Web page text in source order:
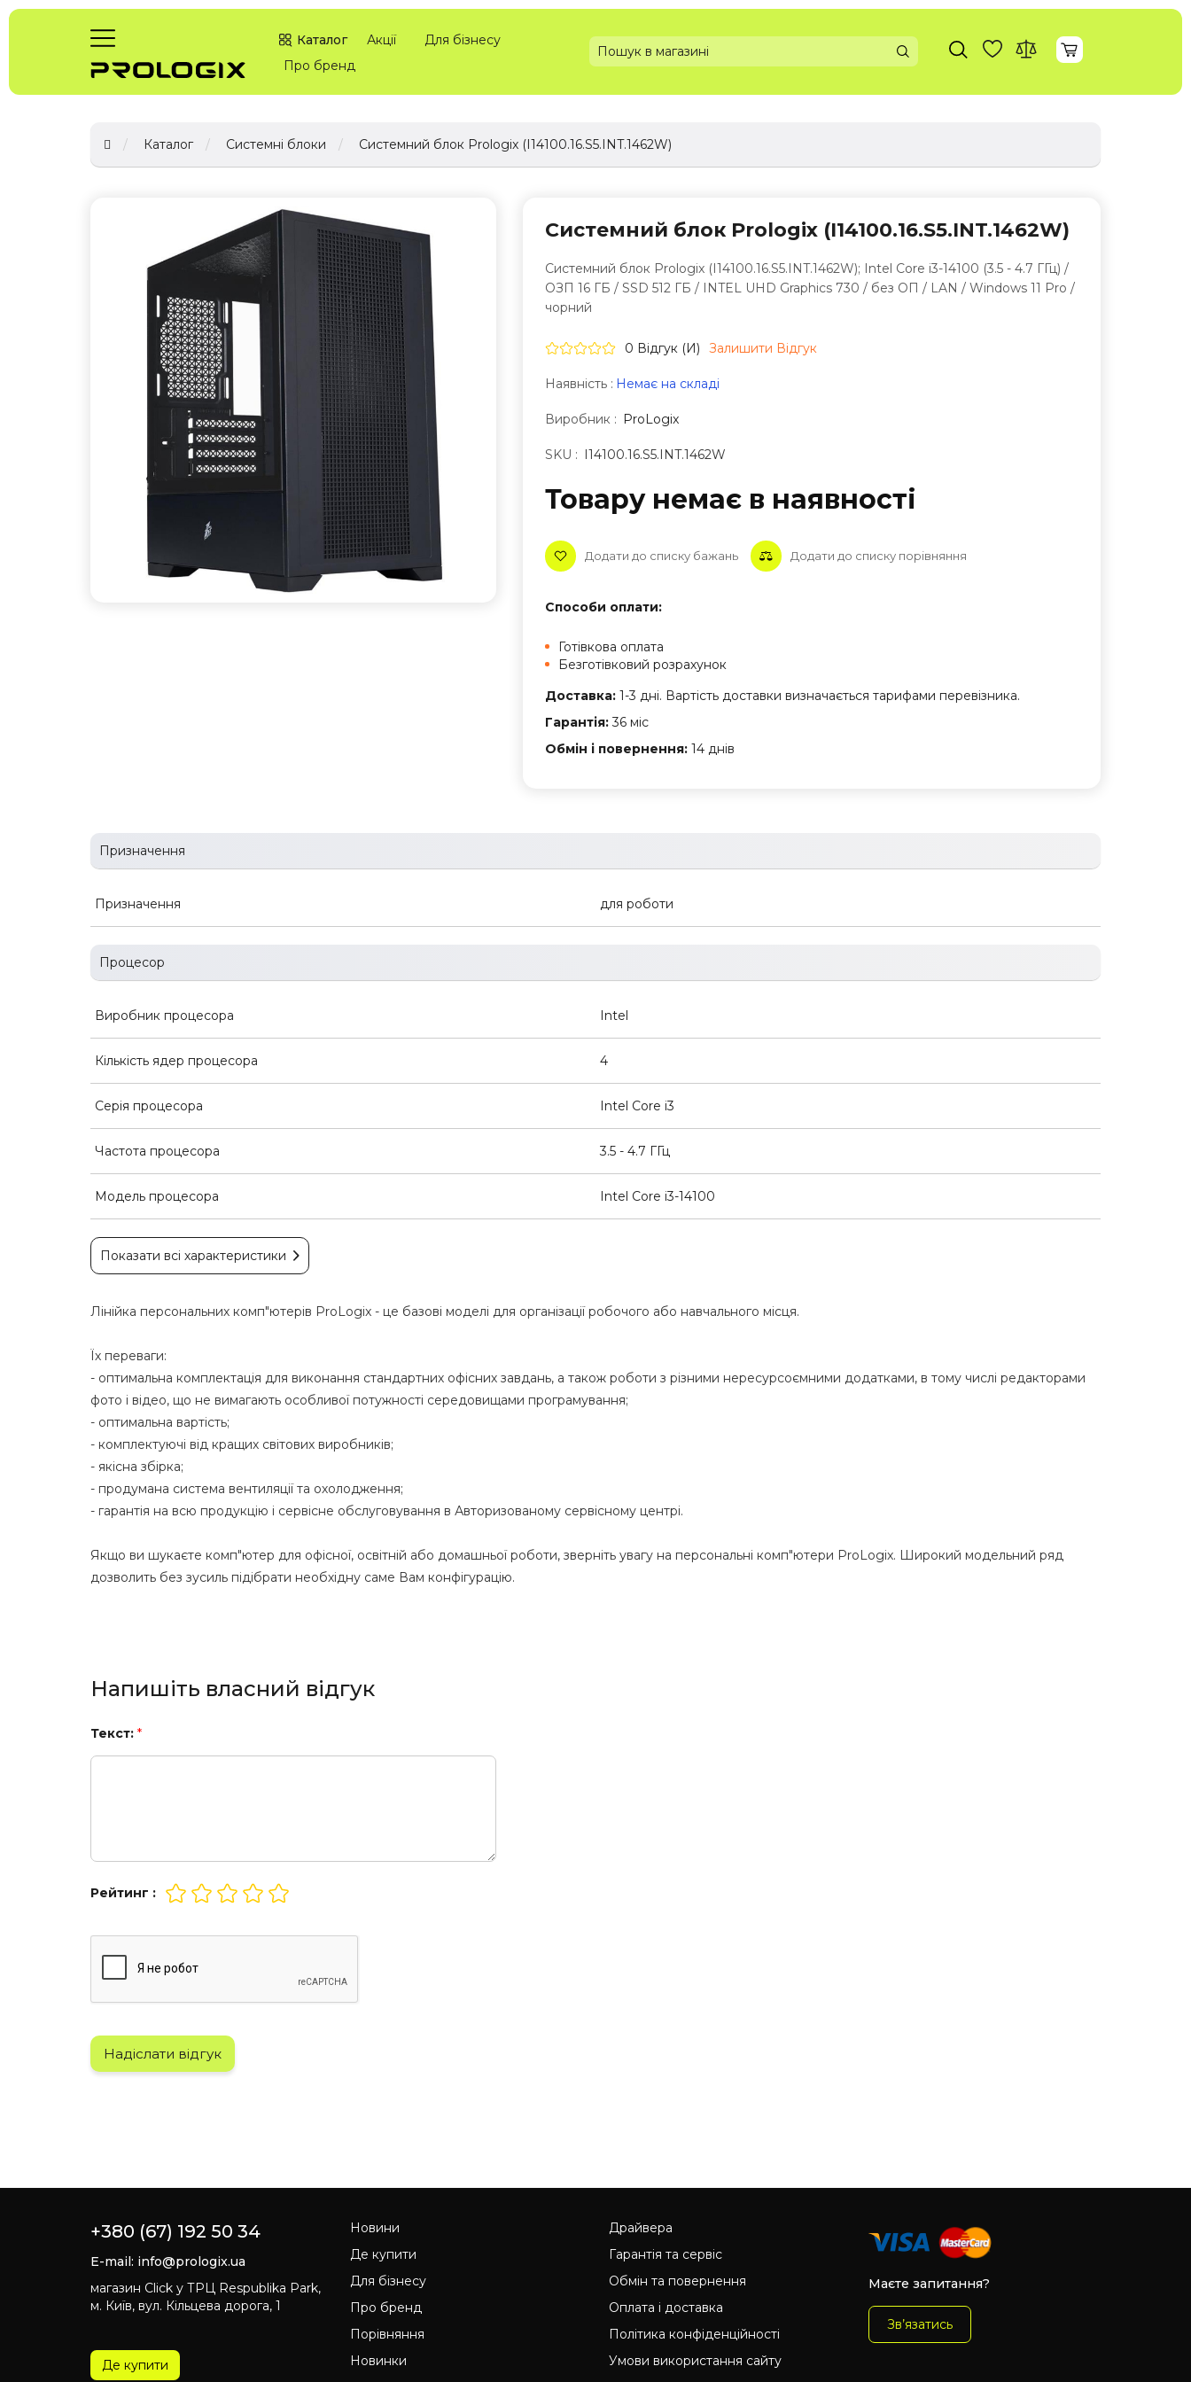
Каталог Акції
Для бізнесу
Про бренд
Каталог Системні блоки Системний блок Prologix (I14100.16.S5.INT.1462W)
Системний блок Prologix (I14100.16.S5.INT.1462W)
Системний блок Prologix (I14100.16.S5.INT.1462W); Intel Core i3-14100 (3.5 - 4.7 ГГц) /
ОЗП 16 ГБ / SSD 512 ГБ / INTEL UHD Graphics 730 / без ОП / LAN / Windows 11 Pro /
чорний
0 Відгук (и) Залишити Вiдгук
Наявність : Немає на складі
Виробник : ProLogix
SKU : I14100.16.S5.INT.1462W
Товару немає в наявностi
Додати до списку бажань Додати до списку порівняння
Способи оплати:
Готівкова оплата
Безготівковий розрахунок
Доставка:1-3 дні. Вартість доставки визначається тарифами перевізника.
Гарантія:36 міс
Обмін і повернення: 14 днів
Призначення
Призначення для роботи
Процесор
Виробник процесора Intel
Кількість ядер процесора 4
Серія процесора Intel Core i3
Частота процесора 3.5 - 4.7 ГГц
Модель процесора Intel Core i3-14100
Показати всі характеристики
Лінійка персональних комп"ютерів ProLogix - це базові моделі для організації робочого або навчального місця.
Їх переваги:
- оптимальна комплектація для виконання стандартних офісних завдань, а також роботи з різними нересурсоємними додатками, в тому числі редакторами
фото і відео, що не вимагають особливої потужності середовищами програмування;
- оптимальна вартість;
- комплектуючі від кращих світових виробників;
- якісна збірка;
- продумана система вентиляції та охолодження;
- гарантія на всю продукцію і сервісне обслуговування в Авторизованому сервісному центрі.
Якщо ви шукаєте комп"ютер для офісної, освітній або домашньої роботи, зверніть увагу на персональні комп"ютери ProLogix. Широкий модельний ряд
дозволить без зусиль підібрати необхідну саме Вам конфігурацію.
Напишіть власний відгук
Текст: *
Рейтинг :
Надіслати відгук
+380 (67) 192 50 34
E-mail: info@prologix.ua
магазин Click у ТРЦ Respublika Park,
м. Київ, вул. Кільцева дорога, 1
Де купити
Новини
Де купити
Для бізнесу
Про бренд
Порівняння
Новинки
Драйвера
Гарантія та сервіс
Обмін та повернення
Оплата і доставка
Політика конфіденційності
Умови використання сайту
Маєте запитання?
Зв’язатись